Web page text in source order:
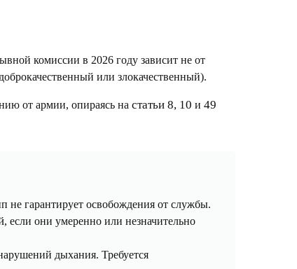
комиссии в 2026 году зависит не от
или злокачественный).
от армии, опираясь на статьи 8, 10 и 49
не гарантирует освобождения от службы.
, если они умеренно или незначительно
дыхания. Требуется